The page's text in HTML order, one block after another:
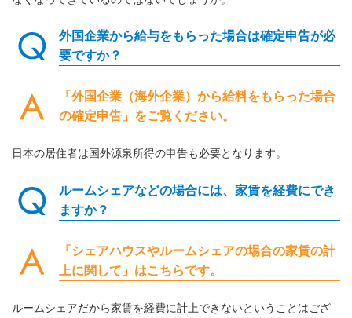
外国企業から給与をもらった場合は確定申告が必
要ですか？
「外国企業（海外企業）から給料をもらった場合
の確定申告」をご覧ください。
日本の居住者は国外源泉所得の申告も必要となります。
ルームシェアなどの場合には、家賃を経費にでき
ますか？
「シェアハウスやルームシェアの場合の家賃の計
上に関して」はこちらです。
ルームシェアだから家賃を経費に計上できないということはござ